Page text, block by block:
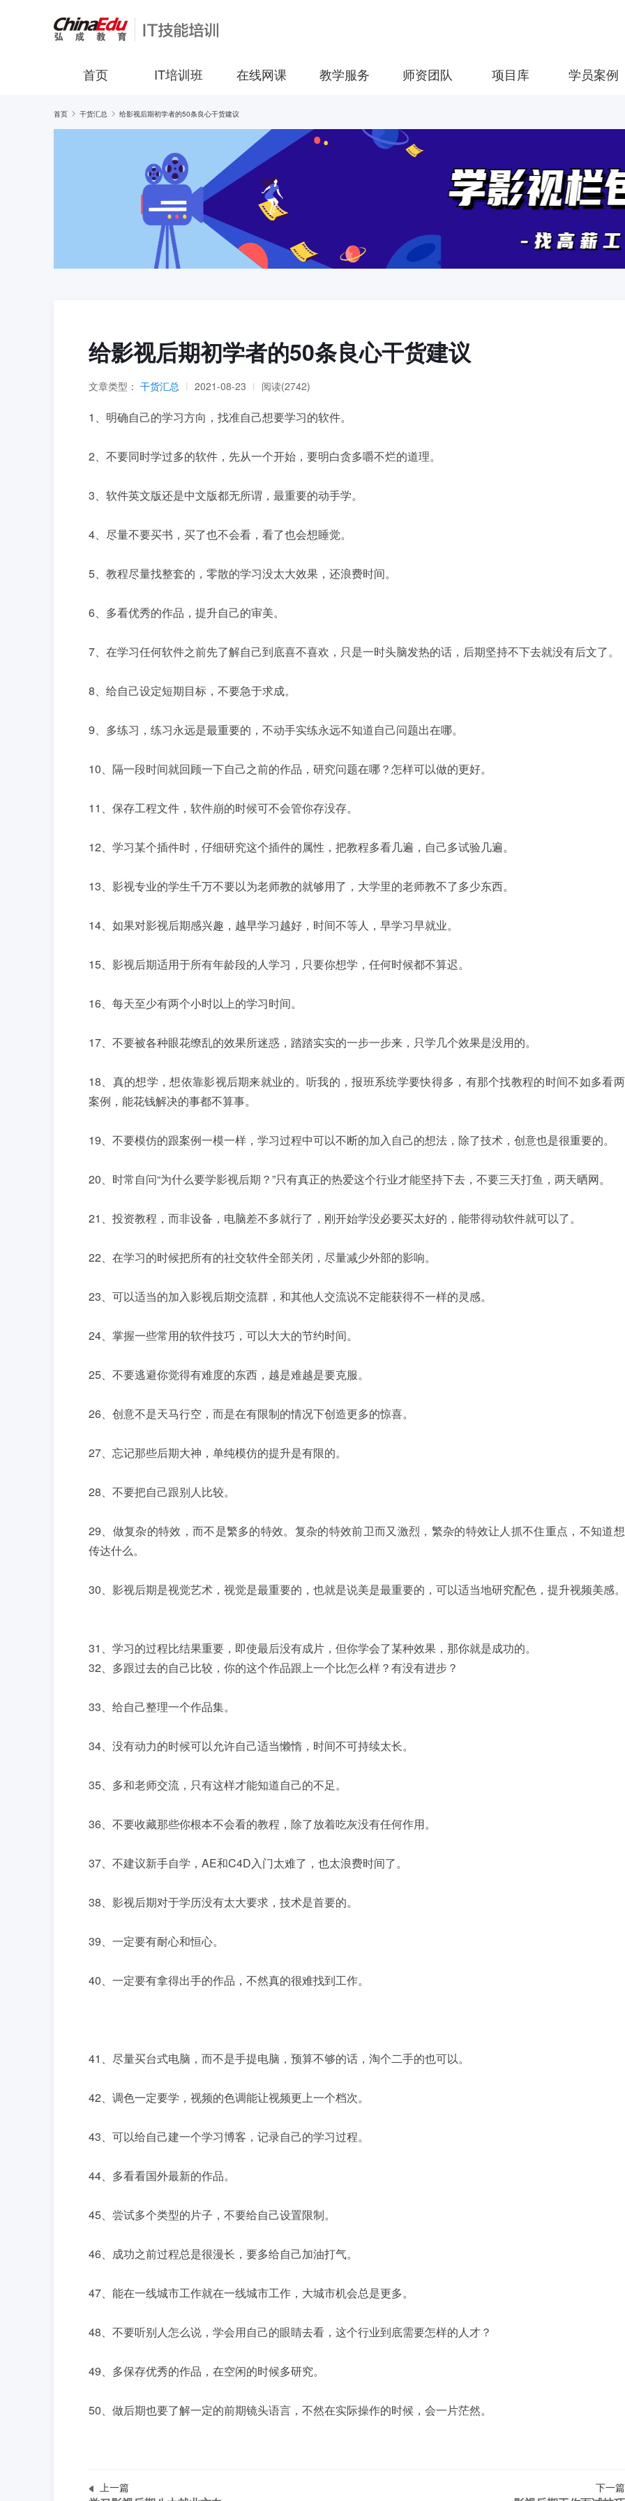
首页 IT培训班 在线网课 教学服务 师资团队 项目库 学员案例
首页 干货汇总 给影视后期初学者的50条良心干货建议
给影视后期初学者的50条良心干货建议
文章类型： 干货汇总 | 2021-08-23 | 阅读(2742)
1、明确自己的学习方向，找准自己想要学习的软件。
2、不要同时学过多的软件，先从一个开始，要明白贪多嚼不烂的道理。
3、软件英文版还是中文版都无所谓，最重要的动手学。
4、尽量不要买书，买了也不会看，看了也会想睡觉。
5、教程尽量找整套的，零散的学习没太大效果，还浪费时间。
6、多看优秀的作品，提升自己的审美。
7、在学习任何软件之前先了解自己到底喜不喜欢，只是一时头脑发热的话，后期坚持不下去就没有后文了。
8、给自己设定短期目标，不要急于求成。
9、多练习，练习永远是最重要的，不动手实练永远不知道自己问题出在哪。
10、隔一段时间就回顾一下自己之前的作品，研究问题在哪？怎样可以做的更好。
11、保存工程文件，软件崩的时候可不会管你存没存。
12、学习某个插件时，仔细研究这个插件的属性，把教程多看几遍，自己多试验几遍。
13、影视专业的学生千万不要以为老师教的就够用了，大学里的老师教不了多少东西。
14、如果对影视后期感兴趣，越早学习越好，时间不等人，早学习早就业。
15、影视后期适用于所有年龄段的人学习，只要你想学，任何时候都不算迟。
16、每天至少有两个小时以上的学习时间。
17、不要被各种眼花缭乱的效果所迷惑，踏踏实实的一步一步来，只学几个效果是没用的。
18、真的想学，想依靠影视后期来就业的。听我的，报班系统学要快得多，有那个找教程的时间不如多看
案例，能花钱解决的事都不算事。
19、不要模仿的跟案例一模一样，学习过程中可以不断的加入自己的想法，除了技术，创意也是很重要的。
20、时常自问“为什么要学影视后期？”只有真正的热爱这个行业才能坚持下去，不要三天打鱼，两天晒网。
21、投资教程，而非设备，电脑差不多就行了，刚开始学没必要买太好的，能带得动软件就可以了。
22、在学习的时候把所有的社交软件全部关闭，尽量减少外部的影响。
23、可以适当的加入影视后期交流群，和其他人交流说不定能获得不一样的灵感。
24、掌握一些常用的软件技巧，可以大大的节约时间。
25、不要逃避你觉得有难度的东西，越是难越是要克服。
26、创意不是天马行空，而是在有限制的情况下创造更多的惊喜。
27、忘记那些后期大神，单纯模仿的提升是有限的。
28、不要把自己跟别人比较。
29、做复杂的特效，而不是繁多的特效。复杂的特效前卫而又激烈，繁杂的特效让人抓不住重点，不知道
传达什么。
30、影视后期是视觉艺术，视觉是最重要的，也就是说美是最重要的，可以适当地研究配色，提升视频美感。
31、学习的过程比结果重要，即使最后没有成片，但你学会了某种效果，那你就是成功的。
32、多跟过去的自己比较，你的这个作品跟上一个比怎么样？有没有进步？
33、给自己整理一个作品集。
34、没有动力的时候可以允许自己适当懒惰，时间不可持续太长。
35、多和老师交流，只有这样才能知道自己的不足。
36、不要收藏那些你根本不会看的教程，除了放着吃灰没有任何作用。
37、不建议新手自学，AE和C4D入门太难了，也太浪费时间了。
38、影视后期对于学历没有太大要求，技术是首要的。
39、一定要有耐心和恒心。
40、一定要有拿得出手的作品，不然真的很难找到工作。
41、尽量买台式电脑，而不是手提电脑，预算不够的话，淘个二手的也可以。
42、调色一定要学，视频的色调能让视频更上一个档次。
43、可以给自己建一个学习博客，记录自己的学习过程。
44、多看看国外最新的作品。
45、尝试多个类型的片子，不要给自己设置限制。
46、成功之前过程总是很漫长，要多给自己加油打气。
47、能在一线城市工作就在一线城市工作，大城市机会总是更多。
48、不要听别人怎么说，学会用自己的眼睛去看，这个行业到底需要怎样的人才？
49、多保存优秀的作品，在空闲的时候多研究。
50、做后期也要了解一定的前期镜头语言，不然在实际操作的时候，会一片茫然。
上一篇 下一篇